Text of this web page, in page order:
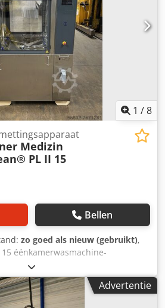
1 /8
Medizin
PL II 15
Bellen
zo goed als nieuw (gebruikt),
éénkamerwasmachine-
bouwjaar: 2017)
MMM) Krachtige
voor het grondig
medische
Advertentie